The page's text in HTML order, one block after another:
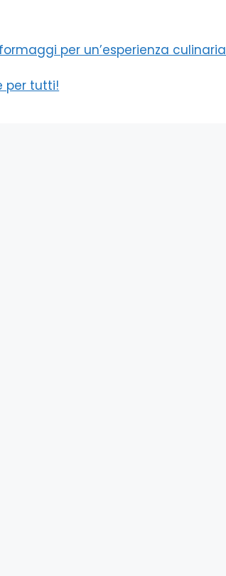
per un’esperienza culinaria
per tutti!